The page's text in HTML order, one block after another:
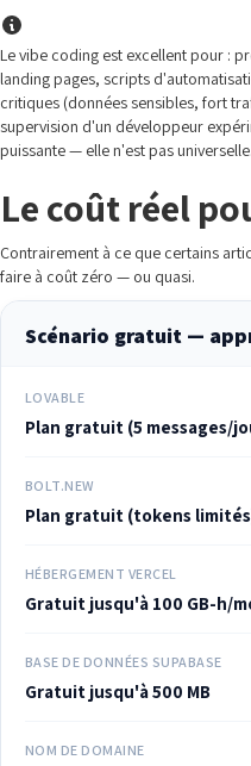
Le vibe coding est excellent pour :
landing pages, scripts
critiques (données sensibles, fort
supervision d'un développeur
puissante — elle n'est pas universelle.
Le coût réel
Contrairement à ce que certains
faire à coût zéro — ou quasi.
Scénario gratuit —
LOVABLE
Plan gratuit (5 messages/
BOLT.NEW
Plan gratuit (tokens
HÉBERGEMENT VERCEL
Gratuit jusqu'à 100 GB-h/
BASE DE DONNÉES SUPABASE
Gratuit jusqu'à 500 MB
NOM DE DOMAINE